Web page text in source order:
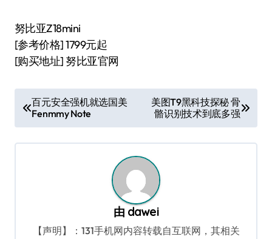
努比亚Z18mini
[参考价格] 1799元起
[购买地址] 努比亚官网
章
导
百元安全强机就选国美
Fenmmy Note
美图T9黑科技探秘 骨
骼识别技术到底多强
由 dawei
【声明】：131手机网内容转载自互联网，其相关